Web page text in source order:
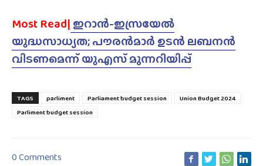
Most Read| ഇറാൻ-ഇസ്രയേൽ
യുദ്ധസാധ്യത; പൗരൻമാർ ഉടൻ ലബനൻ
വിടണമെന്ന് യുഎസ് മുന്നറിയിപ്പ്
TAGS parliment Parliament budget session
Union Budget 2024
Parliment budget session
0 Comments